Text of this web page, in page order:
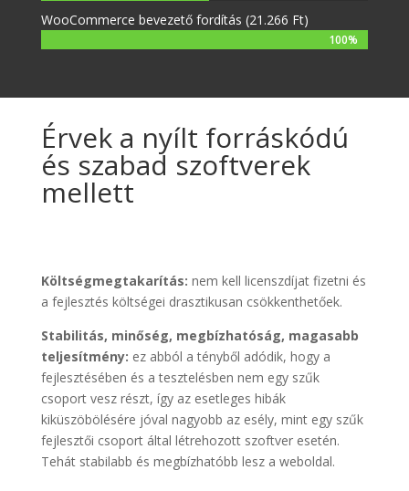
WooCommerce bevezető fordítás (21.266 Ft)
100%
Érvek a nyílt forráskódú
és szabad szoftverek
mellett
Költségmegtakarítás: nem kell licenszdíjat fizetni és
a fejlesztés költségei drasztikusan csökkenthetőek.
Stabilitás, minőség, megbízhatóság, magasabb
teljesítmény: ez abból a tényből adódik, hogy a
fejlesztésében és a tesztelésben nem egy szűk
csoport vesz részt, így az esetleges hibák
kiküszöbölésére jóval nagyobb az esély, mint egy szűk
fejlesztői csoport által létrehozott szoftver esetén.
Tehát stabilabb és megbízhatóbb lesz a weboldal.